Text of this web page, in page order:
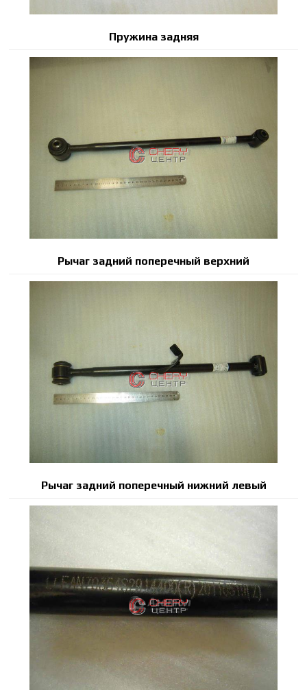
Пружина задняя
Рычаг задний поперечный верхний
Рычаг задний поперечный нижний левый